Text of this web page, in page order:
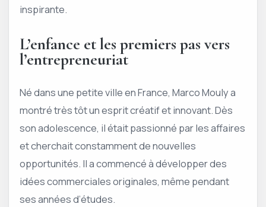
inspirante.
L’enfance et les premiers pas vers
l’entrepreneuriat
Né dans une petite ville en France, Marco Mouly a
montré très tôt un esprit créatif et innovant. Dès
son adolescence, il était passionné par les affaires
et cherchait constamment de nouvelles
opportunités. Il a commencé à développer des
idées commerciales originales, même pendant
ses années d’études.